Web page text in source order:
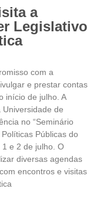
a
Legislativo
com a
e prestar contas
início de julho. A
de
no “Seminário
Públicas do
1 e 2 de julho. O
diversas agendas
encontros e visitas